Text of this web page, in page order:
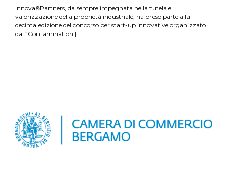
Innova&Partners, da sempre impegnata nella tutela e
valorizzazione della proprietà industriale, ha preso parte alla
decima edizione del concorso per start-up innovative organizzato
dal “Contamination